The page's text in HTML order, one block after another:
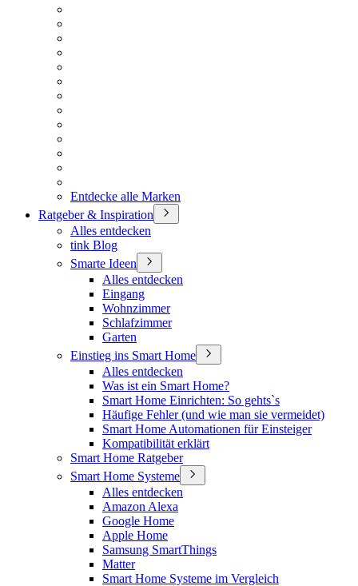
Entdecke alle Marken
Ratgeber & Inspiration
Alles entdecken
tink Blog
Smarte Ideen
Alles entdecken
Eingang
Wohnzimmer
Schlafzimmer
Garten
Einstieg ins Smart Home
Alles entdecken
Was ist ein Smart Home?
Smart Home Einrichten: So gehts`s
Häufige Fehler (und wie man sie vermeidet)
Smart Home Automationen für Einsteiger
Kompatibilität erklärt
Smart Home Ratgeber
Smart Home Systeme
Alles entdecken
Amazon Alexa
Google Home
Apple Home
Samsung SmartThings
Matter
Smart Home Systeme im Vergleich